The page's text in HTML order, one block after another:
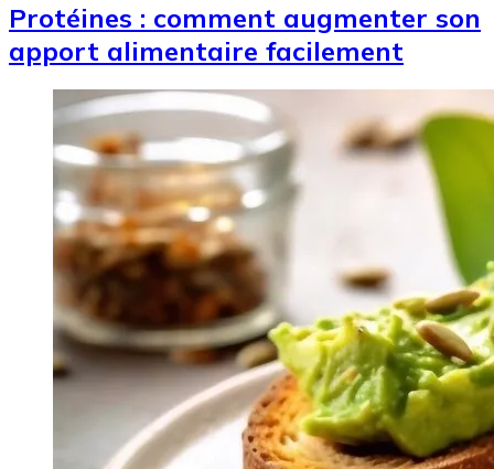
Protéines : comment augmenter son
apport alimentaire facilement
Image